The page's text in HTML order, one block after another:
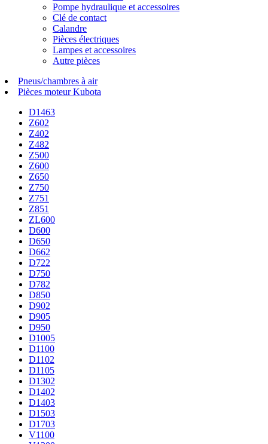
Pompe hydraulique et accessoires
Clé de contact
Calandre
Pièces électriques
Lampes et accessoires
Autre pièces
Pneus/chambres à air
Pièces moteur Kubota
D1463
Z602
Z402
Z482
Z500
Z600
Z650
Z750
Z751
Z851
ZL600
D600
D650
D662
D722
D750
D782
D850
D902
D905
D950
D1005
D1100
D1102
D1105
D1302
D1402
D1403
D1503
D1703
V1100